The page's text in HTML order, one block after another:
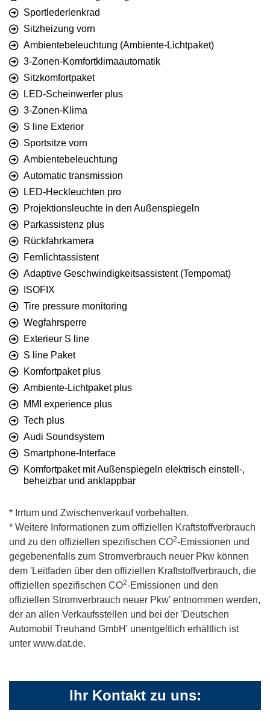
Sportlederlenkrad
Sitzheizung vorn
Ambientebeleuchtung (Ambiente-Lichtpaket)
3-Zonen-Komfortklimaautomatik
Sitzkomfortpaket
LED-Scheinwerfer plus
3-Zonen-Klima
S line Exterior
Sportsitze vorn
Ambientebeleuchtung
Automatic transmission
LED-Heckleuchten pro
Projektionsleuchte in den Außenspiegeln
Parkassistenz plus
Rückfahrkamera
Fernlichtassistent
Adaptive Geschwindigkeitsassistent (Tempomat)
ISOFIX
Tire pressure monitoring
Wegfahrsperre
Exterieur S line
S line Paket
Komfortpaket plus
Ambiente-Lichtpaket plus
MMI experience plus
Tech plus
Audi Soundsystem
Smartphone-Interface
Komfortpaket mit Außenspiegeln elektrisch einstell-,
beheizbar und anklappbar
* Irrtum und Zwischenverkauf vorbehalten.
* Weitere Informationen zum offiziellen Kraftstoffverbrauch
und zu den offiziellen spezifischen CO2-Emissionen und
gegebenenfalls zum Stromverbrauch neuer Pkw können
dem 'Leitfaden über den offiziellen Kraftstoffverbrauch, die
offiziellen spezifischen CO2-Emissionen und den
offiziellen Stromverbrauch neuer Pkw' entnommen werden,
der an allen Verkaufsstellen und bei der 'Deutschen
Automobil Treuhand GmbH' unentgeltlich erhältlich ist
unter www.dat.de.
Ihr Kontakt zu uns: